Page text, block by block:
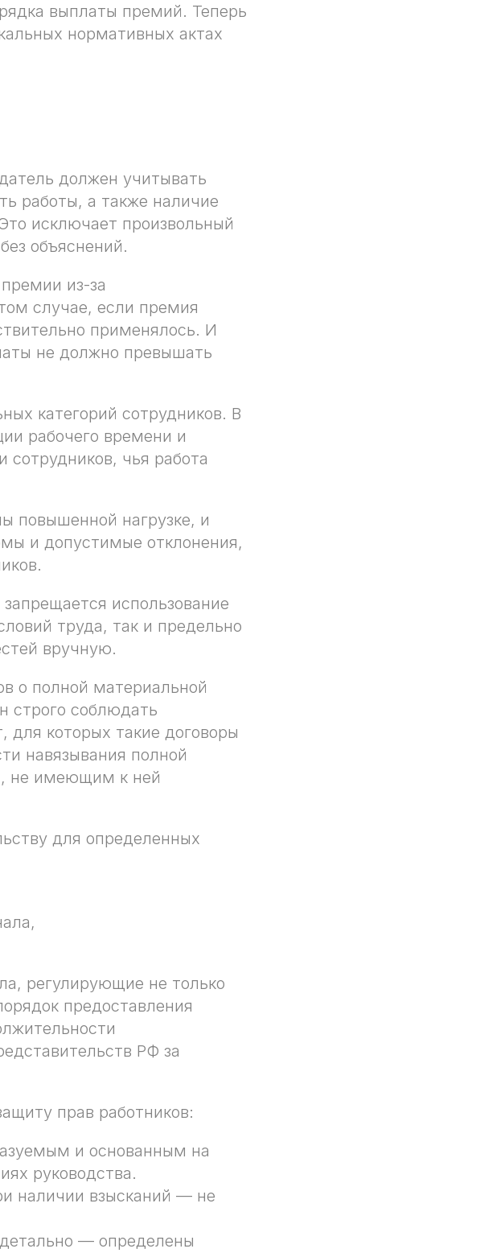
выплаты премий. Теперь
нормативных актах
должен учитывать
работы, а также наличие
исключает произвольный
объяснений.
из-за
случае, если премия
применялось. И
не должно превышать
категорий сотрудников. В
рабочего времени и
сотрудников, чья работа
повышенной нагрузке, и
и допустимые отклонения,
использование
труда, так и предельно
вручную.
о полной материальной
строго соблюдать
для которых такие договоры
навязывания полной
не имеющим к ней
для определенных
регулирующие не только
предоставления
РФ за
прав работников:
и основанным на
руководства.
наличии взысканий — не
— определены